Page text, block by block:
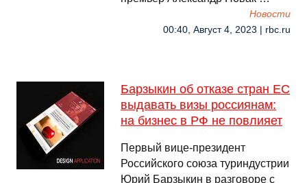
Новости
00:40, Август 4, 2023 | rbc.ru
Барзыкин об отказе стран ЕС
выдавать визы россиянам:
на бизнес в РФ не повлияет
Первый вице-президент
Российского союза туриндустрии
Юрий Барзыкин в разговоре с